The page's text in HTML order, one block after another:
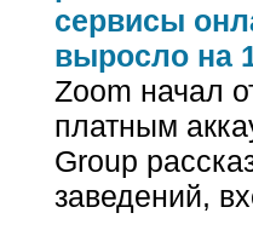
сервисы
выросло на
Zoom начал
платным
Group
заведений,